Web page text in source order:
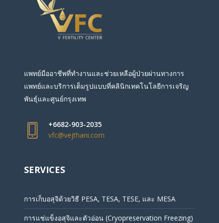
แพทย์มืออาชีพที่ทำงานและช่วยเหลือผู้ป่วยผ่านทางการ
แพทย์และบริการเต็มรูปแบบที่คลินิกเทคโนโลยีการเจริญ
พันธุ์และศูนย์กรุงเทพ
+6682-903-2035
vfc@vejthani.com
SERVICES
การเก็บอสุจิด้วยวิธี PESA, TESA, TESE, และ MESA
การแช่แข็งอสุจิและตัวอ่อน (Cryopreservation Freezing)